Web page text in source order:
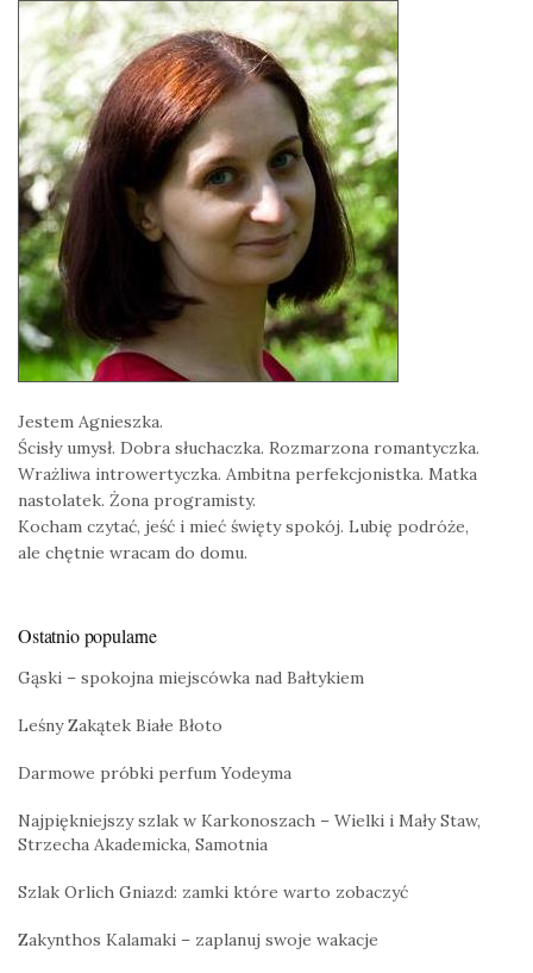
Jestem Agnieszka.
Ścisły umysł. Dobra słuchaczka. Rozmarzona romantyczka.
Wrażliwa introwertyczka. Ambitna perfekcjonistka. Matka
nastolatek. Żona programisty.
Kocham czytać, jeść i mieć święty spokój. Lubię podróże,
ale chętnie wracam do domu.
Ostatnio popularne
Gąski – spokojna miejscówka nad Bałtykiem
Leśny Zakątek Białe Błoto
Darmowe próbki perfum Yodeyma
Najpiękniejszy szlak w Karkonoszach – Wielki i Mały Staw,
Strzecha Akademicka, Samotnia
Szlak Orlich Gniazd: zamki które warto zobaczyć
Zakynthos Kalamaki – zaplanuj swoje wakacje